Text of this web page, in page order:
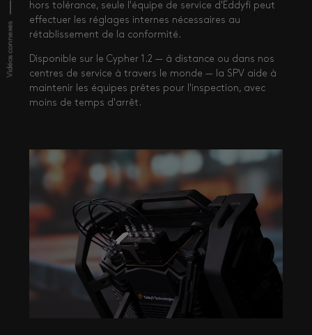
Vidéos connexes
hors tolérance, seule l'équipe de service d'Eddyfi peut
effectuer les réglages internes nécessaires au
rétablissement de la conformité.
Disponible sur le Cypher 1.2 — à distance ou dans nos
centres de service à travers le monde — la SPV aide à
maintenir les équipes prêtes pour l'inspection, avec
moins de temps d'arrêt.